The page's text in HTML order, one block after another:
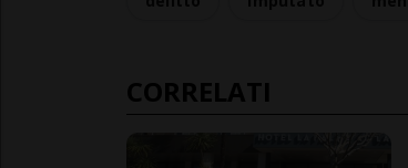
CORRELATI